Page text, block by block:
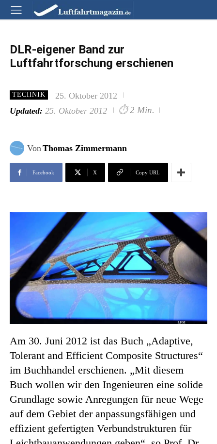
DLR-eigener Band zur
Luftfahrtforschung erschienen
TECHNIK
25. Oktober 2012
Updated: 25. Oktober 2012 ⏱ 2 Min.
VonThomas Zimmermann
Facebook X Copy URL
Am 30. Juni 2012 ist das Buch „Adaptive,
Tolerant and Efficient Composite Structures“
im Buchhandel erschienen. „Mit diesem
Buch wollen wir den Ingenieuren eine solide
Grundlage sowie Anregungen für neue Wege
auf dem Gebiet der anpassungsfähigen und
effizient gefertigten Verbundstrukturen für